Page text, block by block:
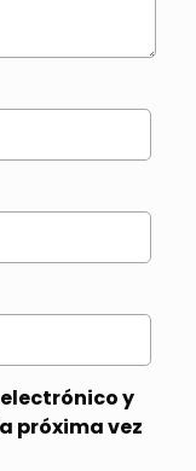
y
próxima vez